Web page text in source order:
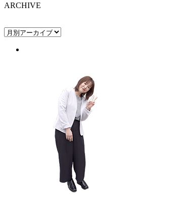
ARCHIVE